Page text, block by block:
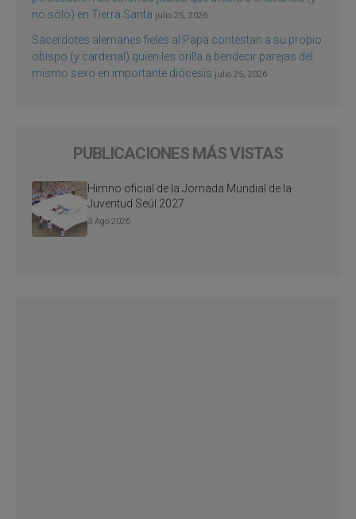
no sólo) en Tierra Santa julio 25, 2026
Sacerdotes alemanes fieles al Papa contestan a su propio
obispo (y cardenal) quien les orilla a bendecir parejas del
mismo sexo en importante diócesis julio 25, 2026
PUBLICACIONES MÁS VISTAS
Himno oficial de la Jornada Mundial de la
Juventud Seúl 2027
3 Ago 2026